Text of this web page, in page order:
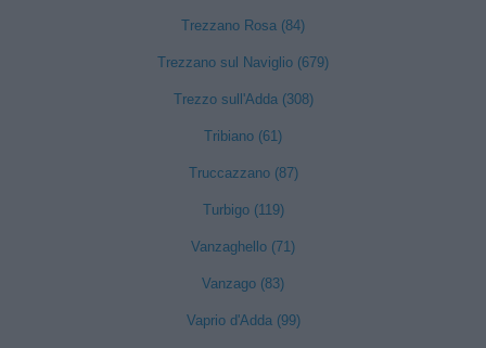
Trezzano Rosa (84)
Trezzano sul Naviglio (679)
Trezzo sull'Adda (308)
Tribiano (61)
Truccazzano (87)
Turbigo (119)
Vanzaghello (71)
Vanzago (83)
Vaprio d'Adda (99)